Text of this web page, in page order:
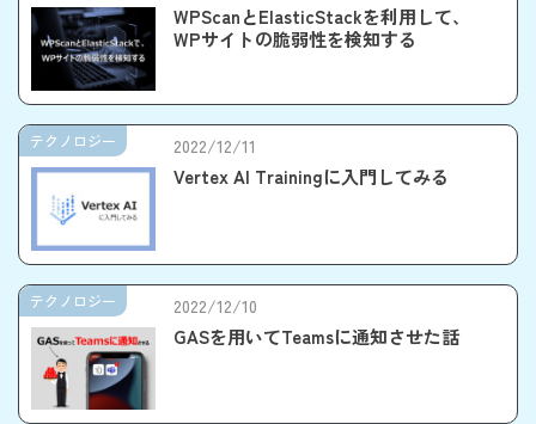
WPScanとElasticStackを利用して、
WPサイトの脆弱性を検知する
2022/12/11
Vertex AI Trainingに入門してみる
テクノロジー
2022/12/10
GASを用いてTeamsに通知させた話
テクノロジー